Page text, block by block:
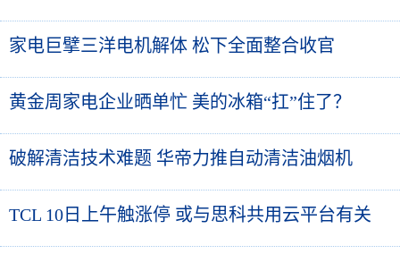
家电巨擘三洋电机解体 松下全面整合收官
黄金周家电企业晒单忙 美的冰箱“扛”住了？
破解清洁技术难题 华帝力推自动清洁油烟机
TCL 10日上午触涨停 或与思科共用云平台有关